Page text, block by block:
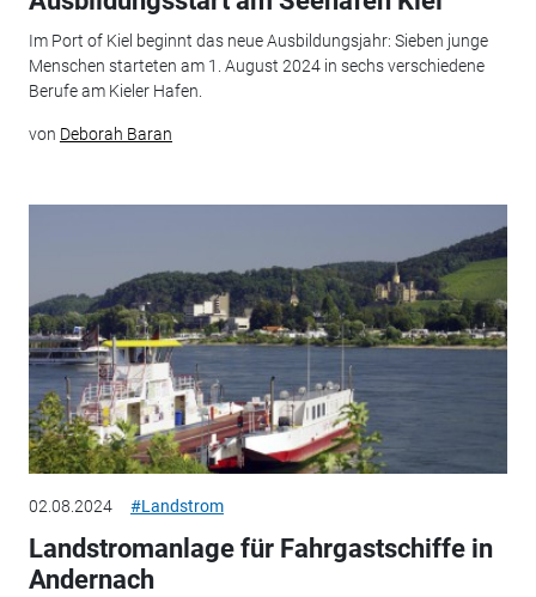
Im Port of Kiel beginnt das neue Ausbildungsjahr: Sieben junge
Menschen starteten am 1. August 2024 in sechs verschiedene
Berufe am Kieler Hafen.
von Deborah Baran
02.08.2024 #Landstrom
Landstromanlage für Fahrgastschiffe in
Andernach